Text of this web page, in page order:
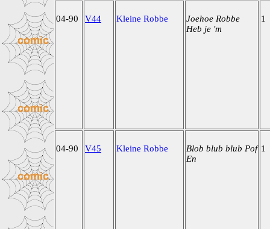
04-90 V44 Kleine Robbe
Joehoe Robbe
Heb je 'm
1
04-90 V45 Kleine Robbe
Blob blub blub Pof
En
1